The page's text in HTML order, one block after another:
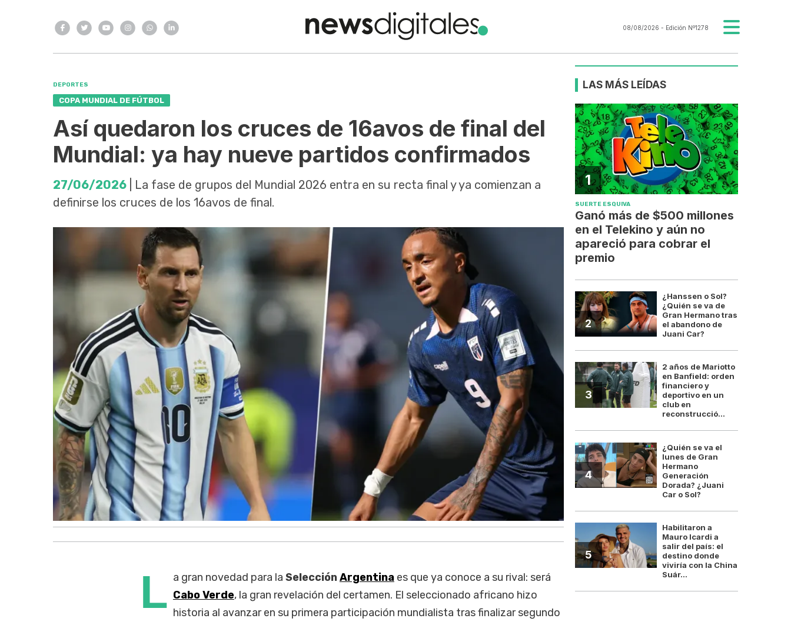
08/08/2026 - Edición Nº1278
DEPORTES
COPA MUNDIAL DE FÚTBOL
Así quedaron los cruces de 16avos de final del
Mundial: ya hay nueve partidos confirmados
27/06/2026 | La fase de grupos del Mundial 2026 entra en su recta final y ya comienzan a
definirse los cruces de los 16avos de final.
L a gran novedad para la SelecciónArgentinaes que ya conoce a su rival: será
Cabo Verde, la gran revelación del certamen. El seleccionado africano hizo
historia al avanzar en su primera participación mundialista tras finalizar segundo
LAS MÁS LEÍDAS
1
SUERTE ESQUIVA
Ganó más de $500 millones
en el Telekino y aún no
apareció para cobrar el
premio
2
¿Hanssen o Sol?
¿Quién se va de
Gran Hermano tras
el abandono de
Juani Car?
3
2 años de Mariotto
en Banfield: orden
financiero y
deportivo en un
club en
reconstrucció...
4
¿Quién se va el
lunes de Gran
Hermano
Generación
Dorada? ¿Juani
Car o Sol?
5
Habilitaron a
Mauro Icardi a
salir del país: el
destino donde
viviría con la China
Suár...